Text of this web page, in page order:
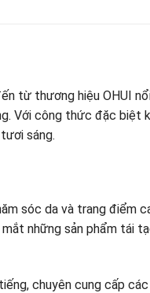
từ thương hiệu OHUI
Với công thức đặc
sáng.
sóc da và trang điểm
những sản phẩm tái
chuyên cung cấp